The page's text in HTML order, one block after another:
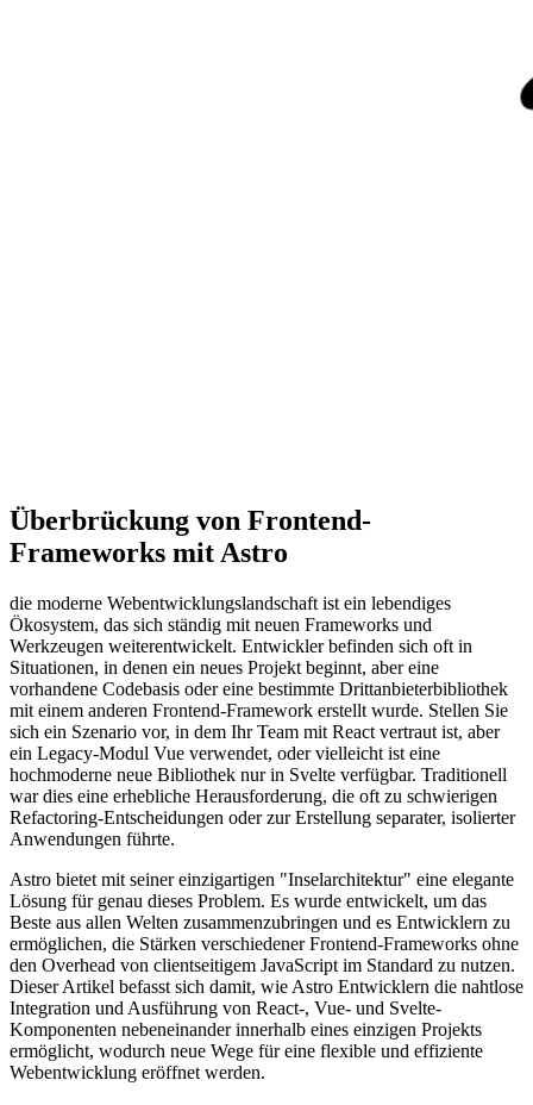
Überbrückung von Frontend-
Frameworks mit Astro
die moderne Webentwicklungslandschaft ist ein lebendiges
Ökosystem, das sich ständig mit neuen Frameworks und
Werkzeugen weiterentwickelt. Entwickler befinden sich oft in
Situationen, in denen ein neues Projekt beginnt, aber eine
vorhandene Codebasis oder eine bestimmte Drittanbieterbibliothek
mit einem anderen Frontend-Framework erstellt wurde. Stellen Sie
sich ein Szenario vor, in dem Ihr Team mit React vertraut ist, aber
ein Legacy-Modul Vue verwendet, oder vielleicht ist eine
hochmoderne neue Bibliothek nur in Svelte verfügbar. Traditionell
war dies eine erhebliche Herausforderung, die oft zu schwierigen
Refactoring-Entscheidungen oder zur Erstellung separater, isolierter
Anwendungen führte.
Astro bietet mit seiner einzigartigen "Inselarchitektur" eine elegante
Lösung für genau dieses Problem. Es wurde entwickelt, um das
Beste aus allen Welten zusammenzubringen und es Entwicklern zu
ermöglichen, die Stärken verschiedener Frontend-Frameworks ohne
den Overhead von clientseitigem JavaScript im Standard zu nutzen.
Dieser Artikel befasst sich damit, wie Astro Entwicklern die nahtlose
Integration und Ausführung von React-, Vue- und Svelte-
Komponenten nebeneinander innerhalb eines einzigen Projekts
ermöglicht, wodurch neue Wege für eine flexible und effiziente
Webentwicklung eröffnet werden.